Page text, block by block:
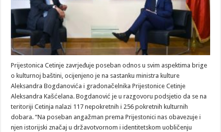
Prijestonica Cetinje zavrjeđuje poseban odnos u svim aspektima brige
o kulturnoj baštini, ocijenjeno je na sastanku ministra kulture
Aleksandra Bogdanovića i gradonačelnika Prijestonice Cetinje
Aleksandra Kašćelana. Bogdanović je u razgovoru podsjetio da se na
teritoriji Cetinja nalazi 117 nepokretnih i 256 pokretnih kulturnih
dobara. “Na poseban angažman prema Prijestonici nas obavezuje i
njen istorijski značaj u državotvornom i identitetskom uobličenju